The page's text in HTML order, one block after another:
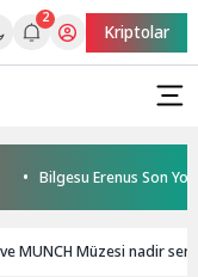
2
Kriptolar
Bilgesu Erenus Son
MUNCH Müzesi nadir